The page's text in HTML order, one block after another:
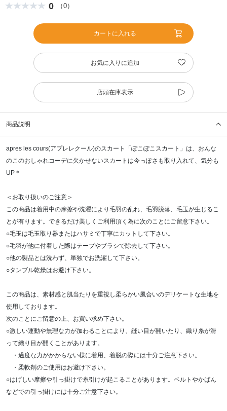
0 （0）
カートに入れる
お気に入りに追加
店頭在庫表示
商品説明
apres les cours(アプレレクール)のスカート「ぽこぽこスカート」は、おんな
のこのおしゃれコーデに欠かせないスカートは今っぽさも取り入れて、気分も
UP＊
＜お取り扱いのご注意＞
この商品は着用中の摩擦や洗濯により毛羽の乱れ、毛羽脱落、毛玉が生じるこ
とが有ります。できるだけ美しくご利用頂く為に次のことにご留意下さい。
○毛玉は毛玉取り器またはハサミで丁寧にカットして下さい。
○毛羽が他に付着した際はテープやブラシで除去して下さい。
○他の製品とは洗わず、単独でお洗濯して下さい。
○タンブル乾燥はお避け下さい。
この商品は、素材感と肌当たりを重視し柔らかい風合いのデリケートな生地を
使用しております。
次のことにご留意の上、お買い求め下さい。
○激しい運動や無理な力が加わることにより、縫い目が開いたり、織り糸が滑
って織り目が開くことがあります。
・過度な力がかからない様に着用、着脱の際には十分ご注意下さい。
・柔軟剤のご使用はお避け下さい。
○はげしい摩擦や引っ掛けで糸引けが起こることがあります。ベルトやかばん
などでの引っ掛けには十分ご注意下さい。